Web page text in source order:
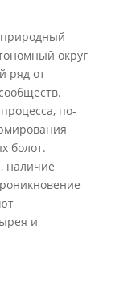
округ
ряд от
по-
болот.
наличие
и